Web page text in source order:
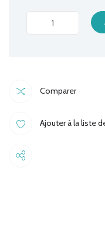
ANTENNE
TP-
BUREAU
3DBI
Comparer
Ajouter à la liste